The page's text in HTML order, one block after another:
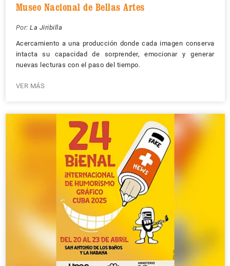
Museo Nacional de Bellas Artes
Por: La Jiribilla
Acercamiento a una producción donde cada imagen conserva
intacta su capacidad de sorprender, emocionar y generar
nuevas lecturas con el paso del tiempo.
VER MÁS